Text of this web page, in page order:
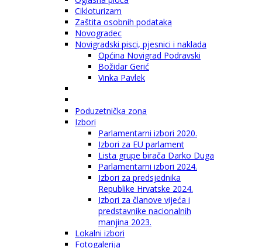
Cikloturizam
Zaštita osobnih podataka
Novogradec
Novigradski pisci, pjesnici i naklada
Općina Novigrad Podravski
Božidar Gerić
Vinka Pavlek
Poduzetnička zona
Izbori
Parlamentarni izbori 2020.
Izbori za EU parlament
Lista grupe birača Darko Duga
Parlamentarni izbori 2024.
Izbori za predsjednika
Republike Hrvatske 2024.
Izbori za članove vijeća i
predstavnike nacionalnih
manjina 2023.
Lokalni izbori
Fotogalerija